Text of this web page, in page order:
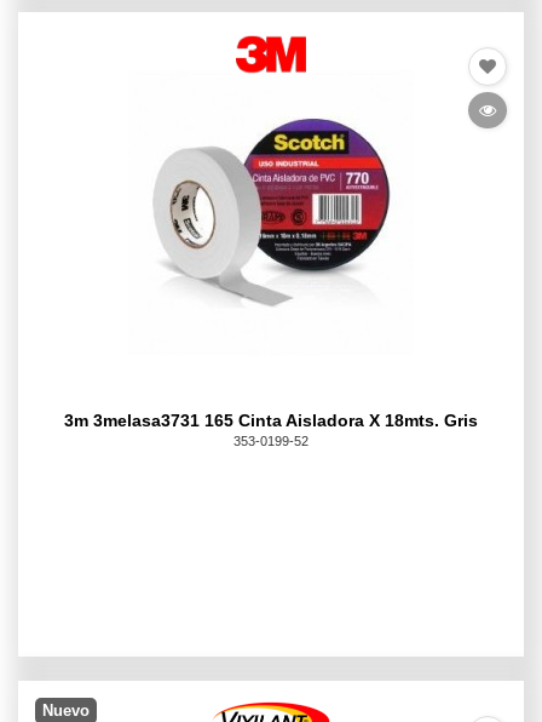
3m 3melasa3731 165 Cinta Aisladora X 18mts. Gris
353-0199-52
Nuevo